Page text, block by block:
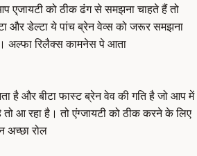
को ठीक ढंग से समझना चाहते हैं तो
और डेल्टा ये पांच ब्रेन वेव्स को जरूर समझना
अल्फा रिलैक्स कामनेस पे आता
है और बीटा फास्ट ब्रेन वेव की गति है जो आप में
आ रहा है। तो एंग्जायटी को ठीक करने के लिए
अच्छा रोल